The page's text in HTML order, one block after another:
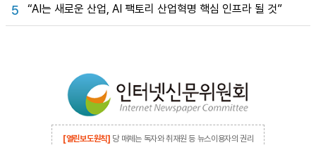
5 “AI는 새로운 산업, AI 팩토리 산업혁명 핵심 인프라 될 것”
[열린보도원칙] 당 매체는 독자와 취재원 등 뉴스이용자의 권리